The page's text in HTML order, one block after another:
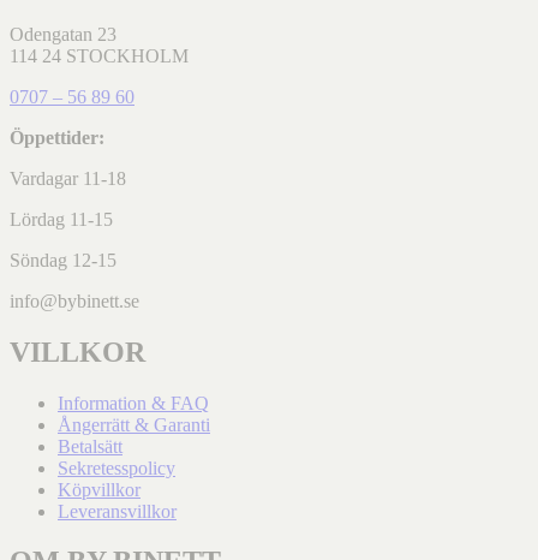
Odengatan 23
114 24 STOCKHOLM
0707 – 56 89 60
Öppettider:
Vardagar 11-18
Lördag 11-15
Söndag 12-15
info@bybinett.se
VILLKOR
Information & FAQ
Ångerrätt & Garanti
Betalsätt
Sekretesspolicy
Köpvillkor
Leveransvillkor